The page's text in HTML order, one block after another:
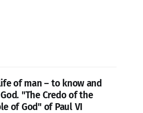
of man – to know and
"The Credo of the
of God" of Paul VI